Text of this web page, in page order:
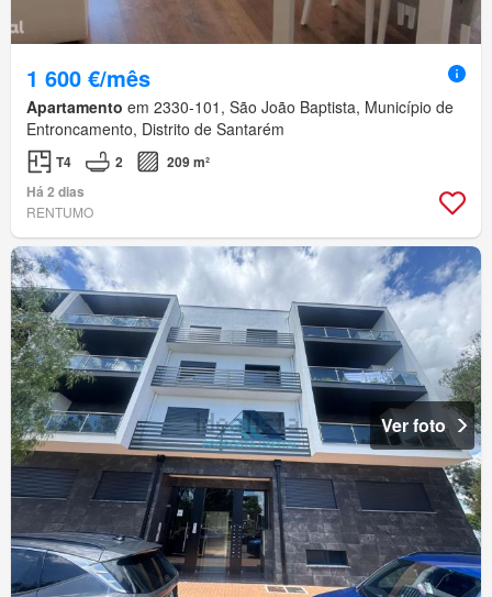
1 600 €/mês
Apartamento em 2330-101, São João Baptista, Município de
Entroncamento, Distrito de Santarém
T4 2
209 m²
Há 2 dias
RENTUMO
Ver foto